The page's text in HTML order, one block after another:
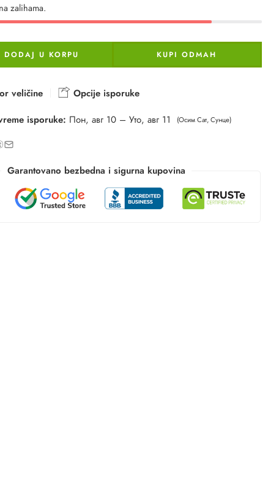
zalihama.
DODAJ U KORPU KUPI ODMAH
veličine
Opcije isporuke
isporuke: Пон, авг 10 – Уто, авг 11 (Осим Сат, Сунце)
Garantovano bezbedna i sigurna kupovina